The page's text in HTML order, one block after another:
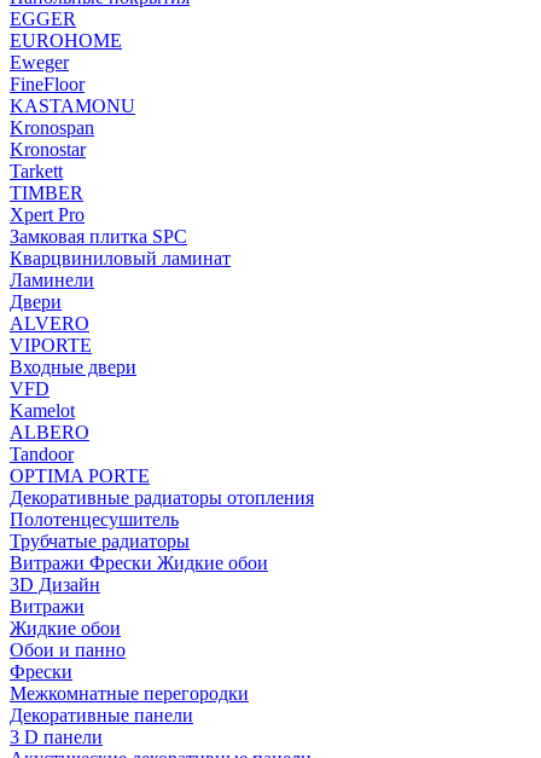
EGGER
EUROHOME
Eweger
FineFloor
KASTAMONU
Kronospan
Kronostar
Tarkett
TIMBER
Xpert Pro
Замковая плитка SPC
Кварцвиниловый ламинат
Ламинели
Двери
ALVERO
VIPORTE
Входные двери
VFD
Kamelot
ALBERO
Tandoor
OPTIMA PORTE
Декоративные радиаторы отопления
Полотенцесушитель
Трубчатые радиаторы
Витражи Фрески Жидкие обои
3D Дизайн
Витражи
Жидкие обои
Обои и панно
Фрески
Межкомнатные перегородки
Декоративные панели
3 D панели